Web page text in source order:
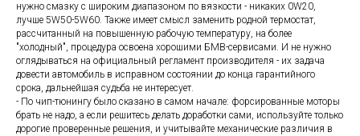
нужно смазку с широким диапазоном по вязкости - никаких 0W20,
лучше 5W50-5W60. Также имеет смысл заменить родной термостат,
рассчитанный на повышенную рабочую температуру, на более
"холодный", процедура освоена хорошими БМВ-сервисами. И не нужно
оглядываться на официальный регламент производителя - их задача
довести автомобиль в исправном состоянии до конца гарантийного
срока, дальнейшая судьба не интересует.
- По чип-тюнингу было сказано в самом начале: форсированные моторы
брать не надо, а если решитесь делать доработки сами, используйте только
дорогие проверенные решения, и учитывайте механические различия в